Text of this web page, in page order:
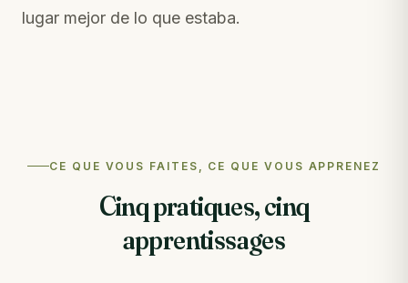
lugar mejor de lo que estaba.
CE QUE VOUS FAITES, CE QUE VOUS APPRENEZ
Cinq pratiques, cinq
apprentissages